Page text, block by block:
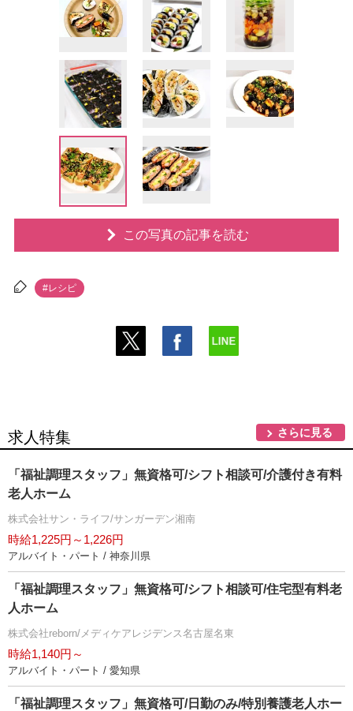
この写真の記事を読む
#レシピ
求人特集 さらに見る
「福祉調理スタッフ」無資格可/シフト相談可/介護付き有料
老人ホーム
株式会社サン・ライフ/サンガーデン湘南
時給1,225円～1,226円
アルバイト・パート / 神奈川県
「福祉調理スタッフ」無資格可/シフト相談可/住宅型有料老
人ホーム
株式会社reborn/メディケアレジデンス名古屋名東
時給1,140円～
アルバイト・パート / 愛知県
「福祉調理スタッフ」無資格可/日勤のみ/特別養護老人ホー